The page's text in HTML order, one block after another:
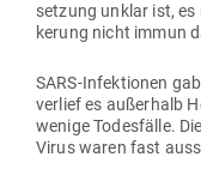
setzung unklar ist,
kerung nicht immun
SARS-Infek­tionen
verlief es außerhalb
wenige Todes­fälle.
Virus waren fast